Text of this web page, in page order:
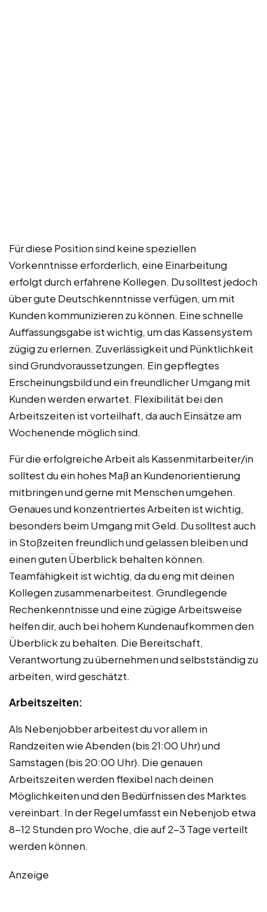
Für diese Position sind keine speziellen
Vorkenntnisse erforderlich, eine Einarbeitung
erfolgt durch erfahrene Kollegen. Du solltest jedoch
über gute Deutschkenntnisse verfügen, um mit
Kunden kommunizieren zu können. Eine schnelle
Auffassungsgabe ist wichtig, um das Kassensystem
zügig zu erlernen. Zuverlässigkeit und Pünktlichkeit
sind Grundvoraussetzungen. Ein gepflegtes
Erscheinungsbild und ein freundlicher Umgang mit
Kunden werden erwartet. Flexibilität bei den
Arbeitszeiten ist vorteilhaft, da auch Einsätze am
Wochenende möglich sind.
Für die erfolgreiche Arbeit als Kassenmitarbeiter/in
solltest du ein hohes Maß an Kundenorientierung
mitbringen und gerne mit Menschen umgehen.
Genaues und konzentriertes Arbeiten ist wichtig,
besonders beim Umgang mit Geld. Du solltest auch
in Stoßzeiten freundlich und gelassen bleiben und
einen guten Überblick behalten können.
Teamfähigkeit ist wichtig, da du eng mit deinen
Kollegen zusammenarbeitest. Grundlegende
Rechenkenntnisse und eine zügige Arbeitsweise
helfen dir, auch bei hohem Kundenaufkommen den
Überblick zu behalten. Die Bereitschaft,
Verantwortung zu übernehmen und selbstständig zu
arbeiten, wird geschätzt.
Arbeitszeiten:
Als Nebenjobber arbeitest du vor allem in
Randzeiten wie Abenden (bis 21:00 Uhr) und
Samstagen (bis 20:00 Uhr). Die genauen
Arbeitszeiten werden flexibel nach deinen
Möglichkeiten und den Bedürfnissen des Marktes
vereinbart. In der Regel umfasst ein Nebenjob etwa
8-12 Stunden pro Woche, die auf 2-3 Tage verteilt
werden können.
Anzeige